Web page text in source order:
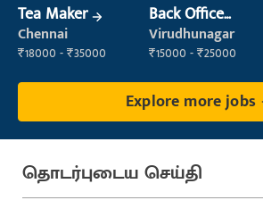
Tea Maker
Chennai
₹18000 - ₹35000
Back Office
Executive
(Administration)
Virudhunagar
₹15000 - ₹25000
Explore more jobs
தொடர்புடைய செய்தி